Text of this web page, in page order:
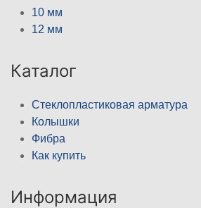
10 мм
12 мм
Каталог
Стеклопластиковая арматура
Колышки
Фибра
Как купить
Информация